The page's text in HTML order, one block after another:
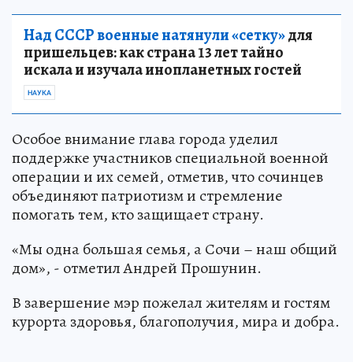
Над СССР военные натянули «сетку»для
пришельцев: как страна 13 лет тайно
искала и изучала инопланетных гостей
НАУКА
Особое внимание глава города уделил
поддержке участников специальной военной
операции и их семей, отметив, что сочинцев
объединяют патриотизм и стремление
помогать тем, кто защищает страну.
«Мы одна большая семья, а Сочи – наш общий
дом», - отметил Андрей Прошунин.
В завершение мэр пожелал жителям и гостям
курорта здоровья, благополучия, мира и добра.